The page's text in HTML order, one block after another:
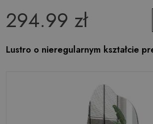
294.99 zł
Lustro o nieregularnym kształcie